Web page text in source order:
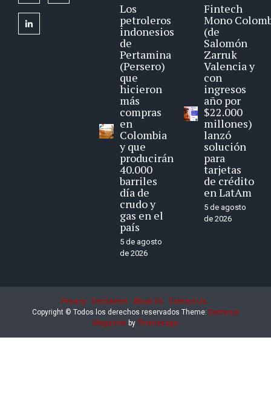
linkedin
Los
petroleros
indonesios
de
Pertamina
(Persero)
que
hicieron
más
compras
en
Colombia
y que
producirán
40.000
barriles
día de
crudo y
gas en el
país
5 de agosto
de 2026
Fintech
Mono
(de
Salomón
Zarruk
Valencia y
con
ingresos
año por
$22.000
millones)
lanzó
solución
para
tarjetas
de crédito
en LatAm
5 de agosto
de 2026
Privacy Disclaimer About Us
Contact Us
Copyright © Todos los derechos reservados Theme: Eximious
Magazine by Themesaga